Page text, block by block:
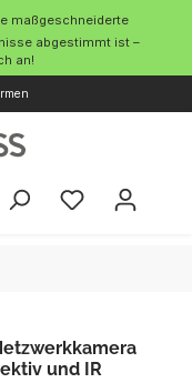
maßgeschneiderte
abgestimmt ist –
an!
und IR